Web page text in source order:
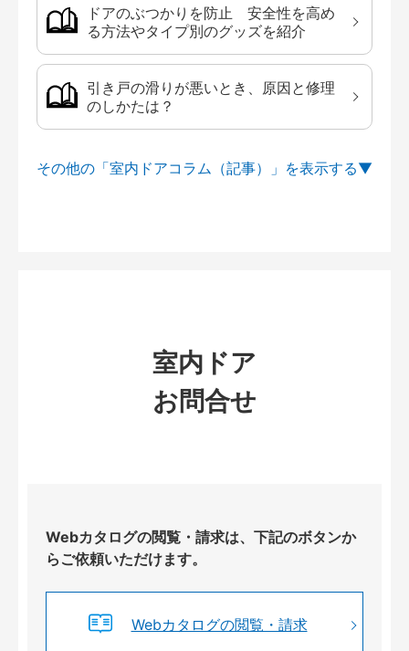
ドアのぶつかりを防止 安全性を高め
る方法やタイプ別のグッズを紹介
引き戸の滑りが悪いとき、原因と修理
のしかたは？
その他の「室内ドアコラム（記事）」を
室内ドア
お問合せ
Webカタログの閲覧・請求は、下記のボタンか
らご依頼いただけます。
Webカタログの閲覧・請求